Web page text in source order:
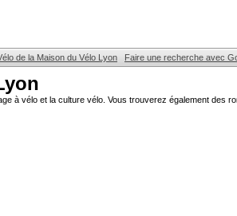
de la Maison du Vélo Lyon Faire une recherche avec
à vélo et la culture vélo. Vous trouverez également des